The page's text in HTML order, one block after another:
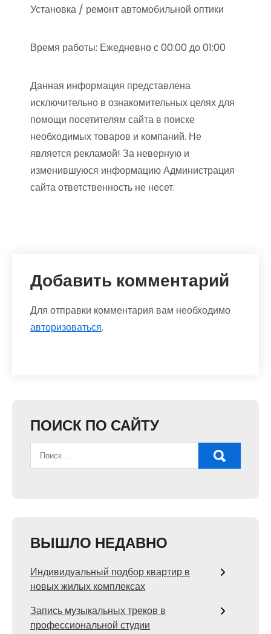
Установка / ремонт автомобильной оптики
Время работы: Ежедневно с 00:00 до 01:00
Данная информация представлена
исключительно в ознакомительных целях для
помощи посетителям сайта в поиске
необходимых товаров и компаний. Не
является рекламой! За неверную и
изменившуюся информацию Администрация
сайта ответственность не несет.
Добавить комментарий
Для отправки комментария вам необходимо
авторизоваться.
ПОИСК ПО САЙТУ
ВЫШЛО НЕДАВНО
Индивидуальный подбор квартир в
новых жилых комплексах
Запись музыкальных треков в
профессиональной студии